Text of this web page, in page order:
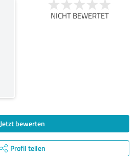
NICHT BEWERTET
Jetzt bewerten
Profil teilen